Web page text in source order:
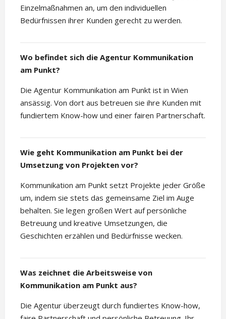
Einzelmaßnahmen an, um den individuellen
Bedürfnissen ihrer Kunden gerecht zu werden.
Wo befindet sich die Agentur Kommunikation
am Punkt?
Die Agentur Kommunikation am Punkt ist in Wien
ansässig. Von dort aus betreuen sie ihre Kunden mit
fundiertem Know-how und einer fairen Partnerschaft.
Wie geht Kommunikation am Punkt bei der
Umsetzung von Projekten vor?
Kommunikation am Punkt setzt Projekte jeder Größe
um, indem sie stets das gemeinsame Ziel im Auge
behalten. Sie legen großen Wert auf persönliche
Betreuung und kreative Umsetzungen, die
Geschichten erzählen und Bedürfnisse wecken.
Was zeichnet die Arbeitsweise von
Kommunikation am Punkt aus?
Die Agentur überzeugt durch fundiertes Know-how,